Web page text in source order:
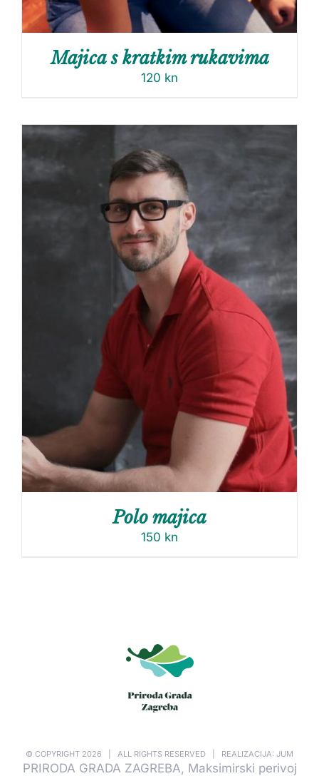
Majica s kratkim rukavima
120 kn
Polo majica
150 kn
© COPYRIGHT 2026 | ALL RIGHTS RESERVED | REALIZACIJA: JUM
PRIRODA GRADA ZAGREBA, Maksimirski perivoj